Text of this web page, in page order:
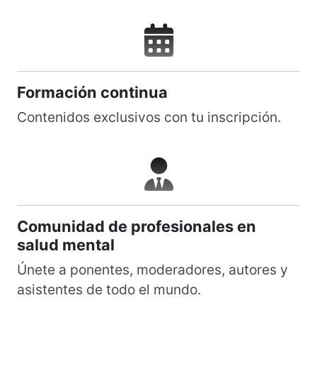
Formación continua
Contenidos exclusivos con tu inscripción.
Comunidad de profesionales en
salud mental
Únete a ponentes, moderadores, autores y
asistentes de todo el mundo.